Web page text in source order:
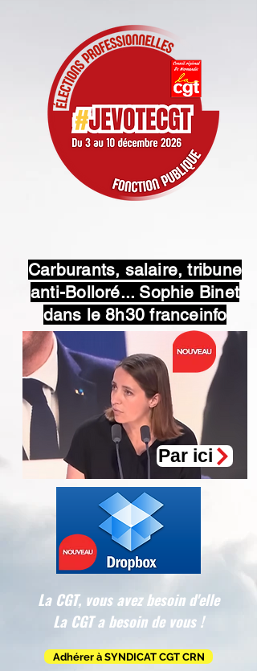
Carburants, salaire, tribune
anti-Bolloré... Sophie Binet
dans le 8h30 franceinfo
Par ici
La CGT, vous avez besoin d'elle
La CGT a besoin de vous !
Adhérer à SYNDICAT CGT CRN